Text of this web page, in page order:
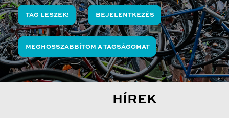
TAG LESZEK! BEJELENTKEZÉS
MEGHOSSZABBÍTOM A TAGSÁGOMAT
HÍREK